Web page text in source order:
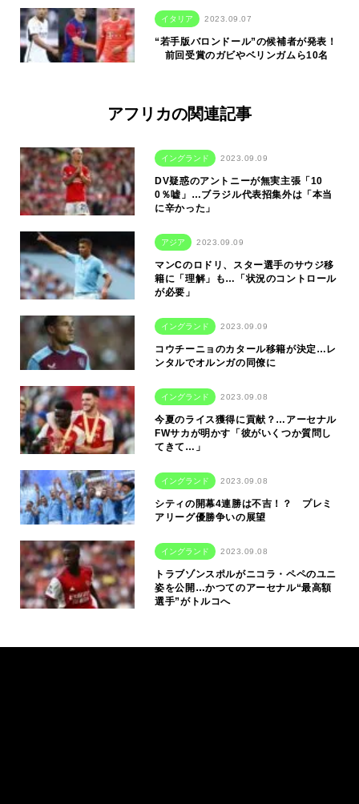
イタリア 2023.09.07
“若手版バロンドール”の候補者が発表！
前回受賞のガビやベリンガムら10名
アフリカの関連記事
イングランド 2023.09.09
DV疑惑のアントニーが無実主張「10
0％嘘」…ブラジル代表招集外は「本当
に辛かった」
アジア 2023.09.09
マンCのロドリ、スター選手のサウジ移
籍に「理解」も…「状況のコントロール
が必要」
イングランド 2023.09.09
コウチーニョのカタール移籍が決定…レ
ンタルでオルンガの同僚に
イングランド 2023.09.08
今夏のライス獲得に貢献？…アーセナル
FWサカが明かす「彼がいくつか質問し
てきて…」
イングランド 2023.09.08
シティの開幕4連勝は不吉！？ プレミ
アリーグ優勝争いの展望
イングランド 2023.09.08
トラブゾンスポルがニコラ・ペペのユニ
姿を公開…かつてのアーセナル“最高額
選手”がトルコへ